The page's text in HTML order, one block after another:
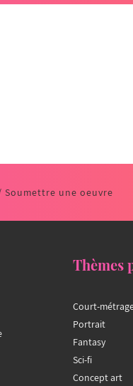
Soumettre une oeuvre
Thèmes
Court-
Portrait
Fantasy
Sci-fi
Concept art